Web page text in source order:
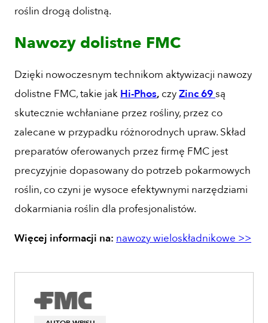
roślin drogą dolistną.
Nawozy dolistne FMC
Dzięki nowoczesnym technikom aktywizacji nawozy
dolistne FMC, takie jak Hi-Phos, czyZinc 69są
skutecznie wchłaniane przez rośliny, przez co
zalecane w przypadku różnorodnych upraw. Skład
preparatów oferowanych przez firmę FMC jest
precyzyjnie dopasowany do potrzeb pokarmowych
roślin, co czyni je wysoce efektywnymi narzędziami
dokarmiania roślin dla profesjonalistów.
Więcej informacji na: nawozy wieloskładnikowe >>